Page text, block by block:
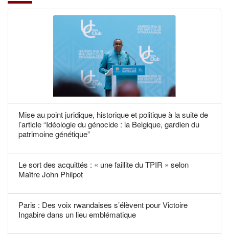
Mise au point juridique, historique et politique à la suite de
l’article “Idéologie du génocide : la Belgique, gardien du
patrimoine génétique”
Le sort des acquittés : « une faillite du TPIR » selon
Maître John Philpot
Paris : Des voix rwandaises s’élèvent pour Victoire
Ingabire dans un lieu emblématique